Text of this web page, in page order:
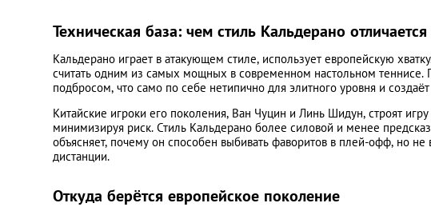
Техническая база: чем стиль Кальдерано
Кальдерано играет в атакующем стиле, использует европейскую
считать одним из самых мощных в современном настольном теннисе.
подбросом, что само по себе нетипично для элитного уровня и
Китайские игроки его поколения, Ван Чуцин и Линь Шидун, строят
минимизируя риск. Стиль Кальдерано более силовой и менее
объясняет, почему он способен выбивать фаворитов в плей-офф, но
дистанции.
Откуда берётся европейское поколение